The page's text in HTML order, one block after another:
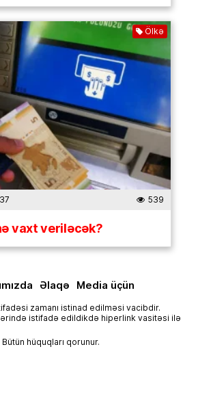
Ölkə
539
vaxt veriləcək?
Əlaqə Media üçün
zamanı istinad edilməsi vacibdir.
istifadə edildikdə hiperlink vasitəsi ilə
hüquqları qorunur.